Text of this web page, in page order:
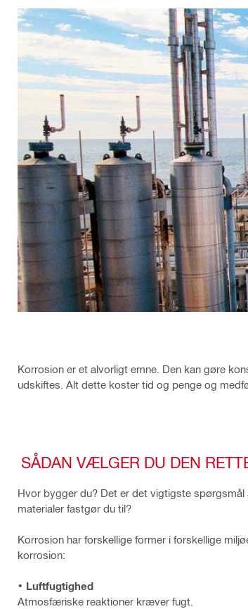
Korrosion er et alvorligt emne. Den kan gøre
udskiftes. Alt dette koster tid og penge og
SÅDAN VÆLGER DU DEN
Hvor bygger du? Det er det vigtigste
materialer fastgør du til?
Korrosion har forskellige former i forskellige
korrosion:
• Luftfugtighed
Atmosfæriske reaktioner kræver fugt.